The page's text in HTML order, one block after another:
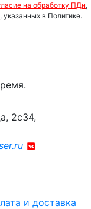
на обработку ПДн,
в Политике.
2с34,
и доставка